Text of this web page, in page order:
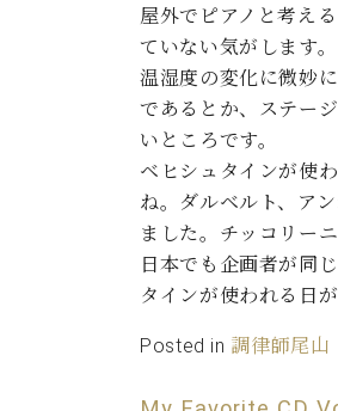
W.ホフマン プロフェッシ
W.ホフマン トラディショ
W.ホフマン ヴィジョン
C.BECHSTEIN Digital(ベ
アーティ
アフターサービス(調律)
お問い合わせ
尾山調律師のブログ Die
屋外でピアノと考え
ていない気がします。
温湿度の変化に微妙
であるとか、ステー
いところです。
ベヒシュタインが使
ね。ダルベルト、ア
ました。チッコリーニ
日本でも企画者が同
タインが使われる日
Posted in 調律師尾山